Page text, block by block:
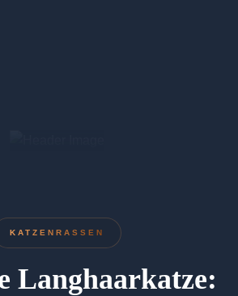
KATZENRASSEN
Langhaarkatze: